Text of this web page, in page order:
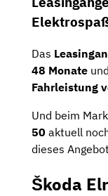
Das
48 Monate
Fahrleistung
Und beim
50 aktuell
dieses
Škoda